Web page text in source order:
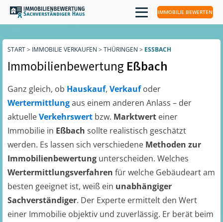
IMMOBILIE BEWERTEN
START> IMMOBILIE VERKAUFEN > THÜRINGEN > ESSBACH
Immobilienbewertung Eßbach
Ganz gleich, ob Hauskauf, Verkaufoder
Wertermittlungaus einem anderen Anlass – der
aktuelleVerkehrswert bzw. Marktwert einer
Immobilie in Eßbach sollte realistisch geschätzt
werden. Es lassen sich verschiedene Methoden zur
Immobilienbewertung unterscheiden. Welches
Wertermittlungsverfahren für welche Gebäudeart am
besten geeignet ist, weiß ein unabhängiger
Sachverständiger. Der Experte ermittelt den Wert
einer Immobilie objektiv und zuverlässig. Er berät beim